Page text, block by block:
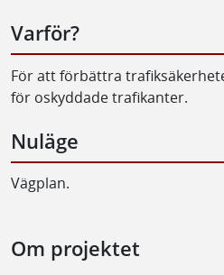
Varför?
För att förbättra
för oskyddade trafikanter.
Nuläge
Vägplan.
Om projektet